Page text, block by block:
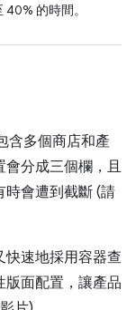
40% 的時間。
含多個商店和產
分成三個欄，且
時會遭到截斷 (請
快速地採用容器查
版面配置，讓產品